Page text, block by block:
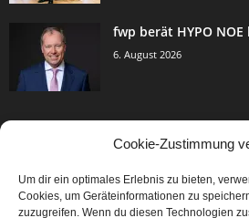
Cookie-Zustimmung
Um dir ein optimales Erlebnis zu bieten,
Cookies, um Geräteinformationen zu
zuzugreifen. Wenn du diesen Technologien
fwp berät HYPO
6. August 2026
Events & Success
Breaking News